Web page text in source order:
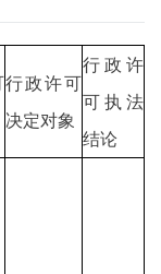
行政许可
决定对象
行政许
可执法
结论